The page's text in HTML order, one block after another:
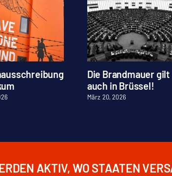
Die Brandmauer gilt
auch in Brüssel!
März 20, 2026
AKTIV, WO STAATEN